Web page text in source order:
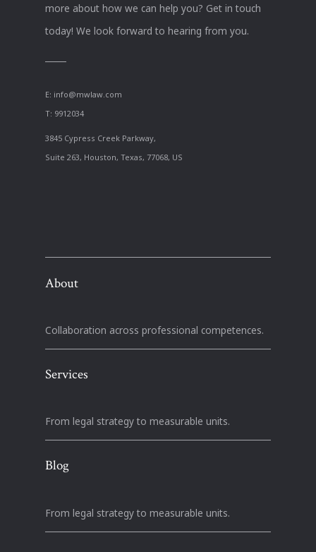
more about how we can help you? Get in touch
today! We look forward to hearing from you.
E: info@mwlaw.com
T: 9912034
3845 Cypress Creek Parkway,
Suite 263, Houston, Texas, 77068, US
About
Collaboration across professional competences.
Services
From legal strategy to measurable units.
Blog
From legal strategy to measurable units.